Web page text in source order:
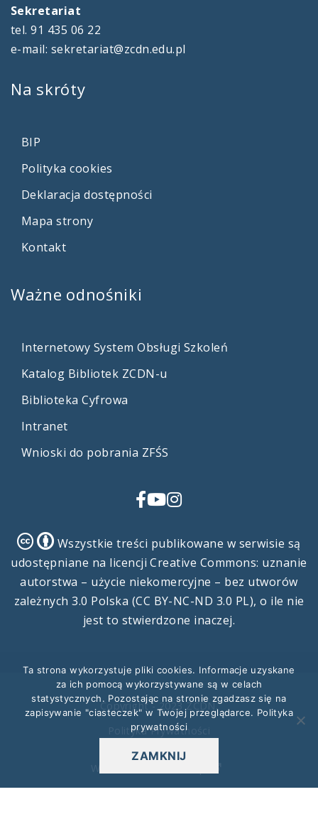
Sekretariat
tel. 91 435 06 22
e-mail: sekretariat@zcdn.edu.pl
Na skróty
BIP
Polityka cookies
Deklaracja dostępności
Mapa strony
Kontakt
Ważne odnośniki
Internetowy System Obsługi Szkoleń
Katalog Bibliotek ZCDN-u
Biblioteka Cyfrowa
Intranet
Wnioski do pobrania ZFŚS
Facebook
YouTube
Instagram
Creative
Commons
Creative
Commons
Wszystkie treści publikowane w serwisie są
udostępniane na licencji Creative Commons: uznanie
autorstwa – użycie niekomercyjne – bez utworów
zależnych 3.0 Polska (CC BY-NC-ND 3.0 PL), o ile nie
jest to stwierdzone inaczej.
Copyright - 2023 ZCDN.
Polityka Prywatności
Ta strona wykorzystuje pliki cookies. Informacje uzyskane
za ich pomocą wykorzystywane są w celach
statystycznych. Pozostając na stronie zgadzasz się na
zapisywanie "ciasteczek" w Twojej przeglądarce. Polityka
prywatności
ZAMKNIJ